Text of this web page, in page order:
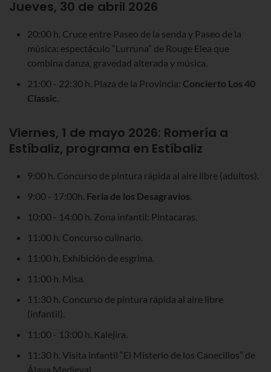
Jueves, 30 de abril 2026
20:00 h. Cruce entre Paseo de la senda y Paseo de la
música: espectáculo “Lurruna” de Rouge Elea que
combina danza, gravedad alterada y música.
21:00 - 22:30 h. Plaza de la Provincia: Concierto Los 40
Classic.
Viernes, 1 de mayo 2026: Romería a
Estíbaliz, programa en Estíbaliz
9:00 h. Concurso de pintura rápida al aire libre (adultos).
9:00 - 17:00h. Feria de los Desagravios.
10:00 - 14:00 h. Zona infantil: Pintacaras.
11:00 h. Concurso culinario.
11:00 h. Exhibición de esgrima.
11:00 h. Misa.
11:30 h. Concurso de pintura rápida al aire libre
(infantil).
11:00 - 13:00 h. Kalejira.
11:30 h. Visita infantil “El Misterio de los Canecillos” de
Álava Medieval.